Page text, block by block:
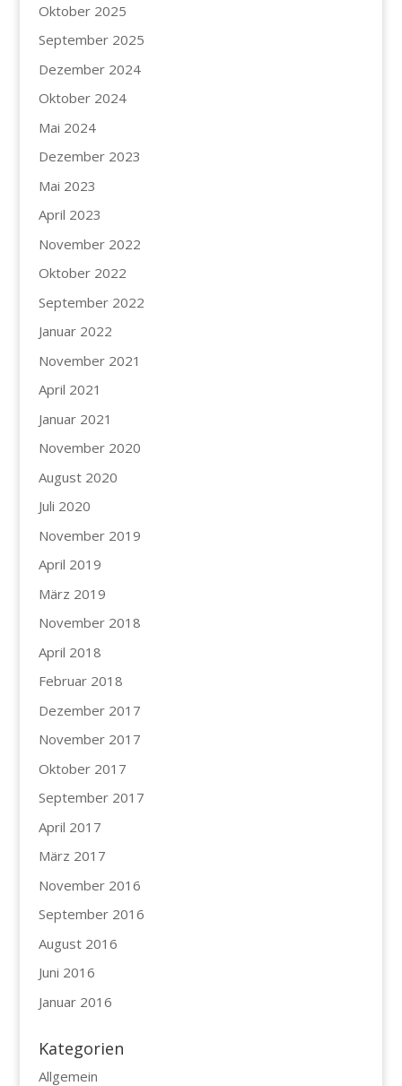
Oktober 2025
September 2025
Dezember 2024
Oktober 2024
Mai 2024
Dezember 2023
Mai 2023
April 2023
November 2022
Oktober 2022
September 2022
Januar 2022
November 2021
April 2021
Januar 2021
November 2020
August 2020
Juli 2020
November 2019
April 2019
März 2019
November 2018
April 2018
Februar 2018
Dezember 2017
November 2017
Oktober 2017
September 2017
April 2017
März 2017
November 2016
September 2016
August 2016
Juni 2016
Januar 2016
Kategorien
Allgemein